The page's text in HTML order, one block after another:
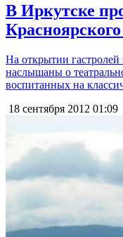
В Иркутске
На открытии
наслышаны о
воспитанных на
18 сентября 2012 01:09